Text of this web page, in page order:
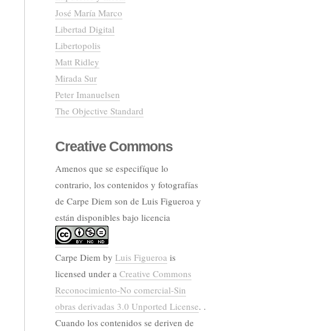
José María Marco
Libertad Digital
Libertopolis
Matt Ridley
Mirada Sur
Peter Imanuelsen
The Objective Standard
Creative Commons
Amenos que se especifíque lo
contrario, los contenidos y fotografías
de Carpe Diem son de Luis Figueroa y
están disponibles bajo licencia
Carpe Diem by Luis Figueroa is
licensed under a Creative Commons
Reconocimiento-No comercial-Sin
obras derivadas 3.0 Unported License. .
Cuando los contenidos se deriven de